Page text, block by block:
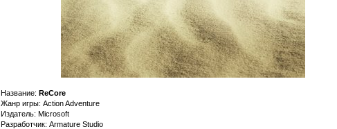
Название: ReCore
Жанр игры: Action Adventure
Издатель: Microsoft
Разработчик: Armature Studio